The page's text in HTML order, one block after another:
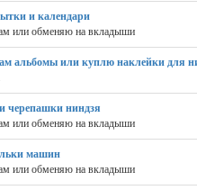
и календари
или обменяю на вкладыши
альбомы или куплю наклейки для
черепашки ниндзя
или обменяю на вкладыши
машин
или обменяю на вкладыши